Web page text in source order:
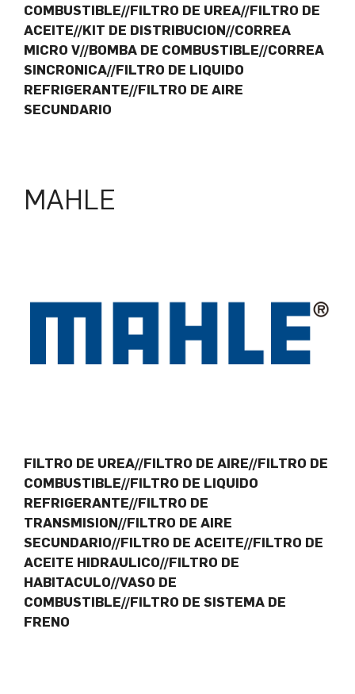
COMBUSTIBLE//FILTRO DE UREA//FILTRO DE
ACEITE//KIT DE DISTRIBUCION//CORREA
MICRO V//BOMBA DE COMBUSTIBLE//CORREA
SINCRONICA//FILTRO DE LIQUIDO
REFRIGERANTE//FILTRO DE AIRE
SECUNDARIO
MAHLE
FILTRO DE UREA//FILTRO DE AIRE//FILTRO DE
COMBUSTIBLE//FILTRO DE LIQUIDO
REFRIGERANTE//FILTRO DE
TRANSMISION//FILTRO DE AIRE
SECUNDARIO//FILTRO DE ACEITE//FILTRO DE
ACEITE HIDRAULICO//FILTRO DE
HABITACULO//VASO DE
COMBUSTIBLE//FILTRO DE SISTEMA DE
FRENO